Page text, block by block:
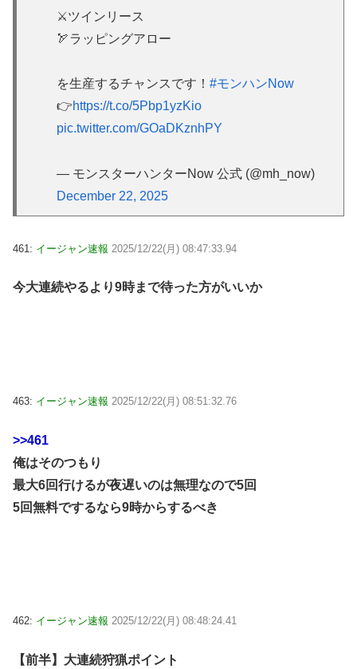
⚔️ツインリース
🏹ラッピングアロー
を生産するチャンスです！ #モンハンNow
👉https://t.co/5Pbp1yzKio
pic.twitter.com/GOaDKznhPY
— モンスターハンターNow 公式 (@mh_now)
December 22, 2025
461: イージャン速報 2025/12/22(月) 08:47:33.94
今大連続やるより9時まで待った方がいいか
463: イージャン速報 2025/12/22(月) 08:51:32.76
>>461
俺はそのつもり
最大6回行けるが夜遅いのは無理なので5回
5回無料でするなら9時からするべき
462: イージャン速報 2025/12/22(月) 08:48:24.41
【前半】大連続狩猟ポイント